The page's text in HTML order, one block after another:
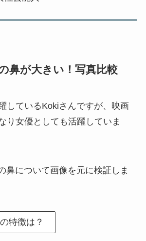
鼻が大きい！写真比較
しているKokiさんですが、映画
り女優としても活躍していま
鼻について画像を元に検証しま
特徴は？